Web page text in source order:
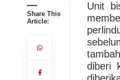
Share This
Article:
Unit
diberi